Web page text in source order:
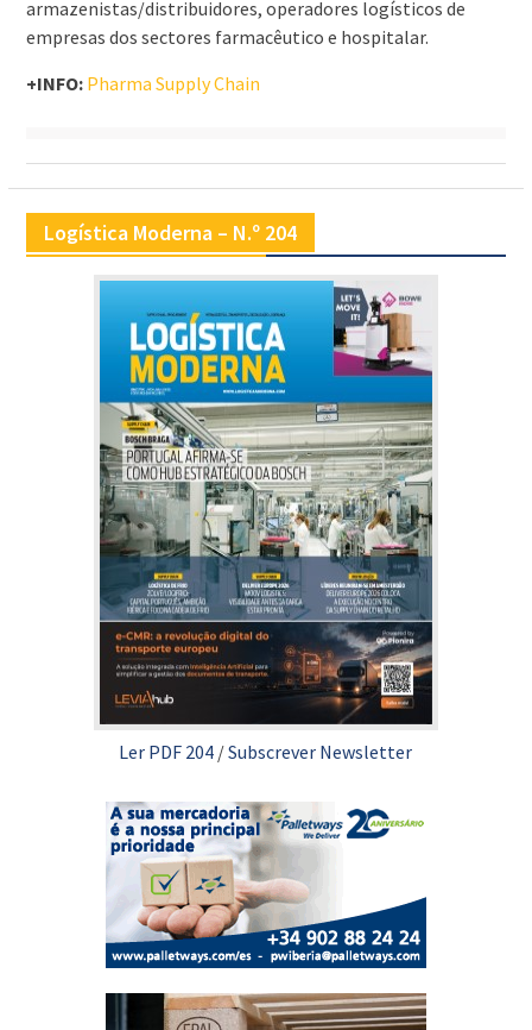
armazenistas/distribuidores, operadores logísticos de
empresas dos sectores farmacêutico e hospitalar.
+INFO: Pharma Supply Chain
Logística Moderna – N.º 204
Ler PDF 204 /Subscrever Newsletter